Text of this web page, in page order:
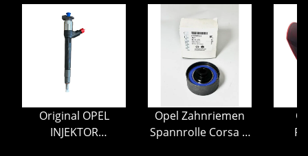
Original OPEL
INJEKTOR
Opel Zahnriemen
Spannrolle Corsa D